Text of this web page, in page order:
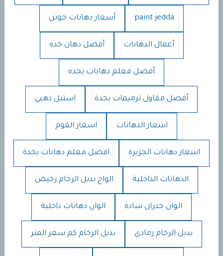
paint jedda أسعار دهانات جوتن
أعمال الدهانات أفضل دهان جده
أفضل معلم دهانات بجده
أفضل مقاول ترميمات بجدة استيل دهبي
اسعار الدهانات اسعار الفوم
اسعار دهانات الجزيرة افضل معلم دهانات بجدة
الدهانات الداخلية الواح بديل الرخام رخيص
الوان جدران سادة الوان دهانات داخلية
بديل الرخام رمادي بديل الرخام كم سعر المتر